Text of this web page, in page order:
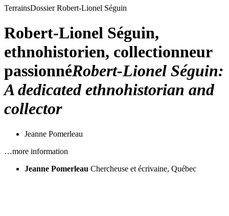
TerrainsDossier Robert-Lionel Séguin
Robert-Lionel Séguin,
ethnohistorien, collectionneur
passionnéRobert-Lionel Séguin:
A dedicated ethnohistorian and
collector
Jeanne Pomerleau
…more information
Jeanne Pomerleau Chercheuse et écrivaine, Québec